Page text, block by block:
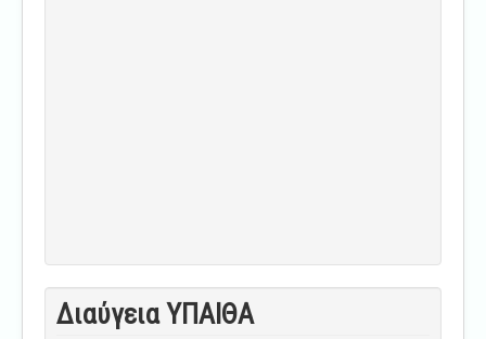
Διαύγεια ΥΠΑΙΘA